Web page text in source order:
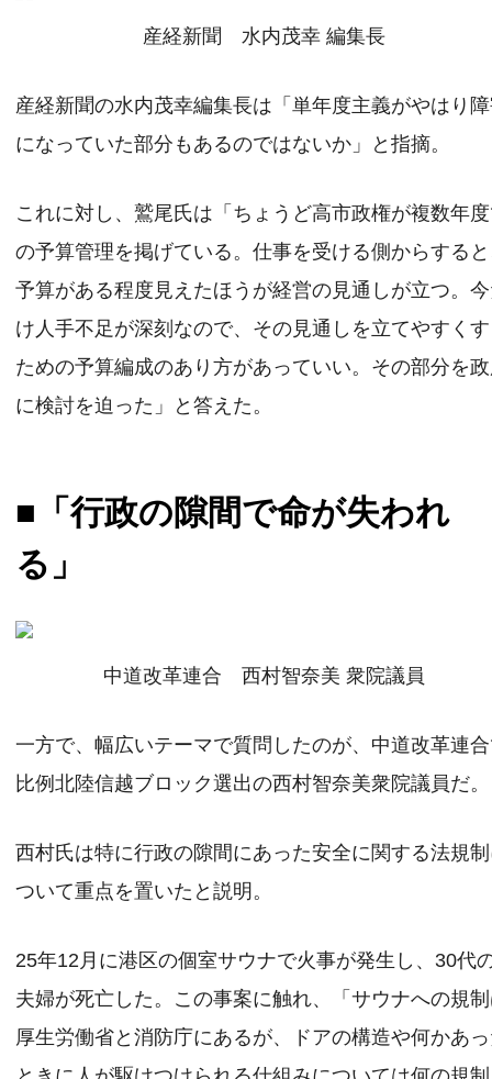
産経新聞 水内茂幸 編集長
産経新聞の水内茂幸編集長は「単年度主義がやはり
になっていた部分もあるのではないか」と指摘。
これに対し、鷲尾氏は「ちょうど高市政権が複数年
の予算管理を掲げている。仕事を受ける側からする
予算がある程度見えたほうが経営の見通しが立つ。
け人手不足が深刻なので、その見通しを立てやすく
ための予算編成のあり方があっていい。その部分を
に検討を迫った」と答えた。
■「行政の隙間で命が失われ
る」
中道改革連合 西村智奈美 衆院議員
一方で、幅広いテーマで質問したのが、中道改革連
比例北陸信越ブロック選出の西村智奈美衆院議員だ。
西村氏は特に行政の隙間にあった安全に関する法規
ついて重点を置いたと説明。
25年12月に港区の個室サウナで火事が発生し、30代
夫婦が死亡した。この事案に触れ、「サウナへの規
厚生労働省と消防庁にあるが、ドアの構造や何かあ